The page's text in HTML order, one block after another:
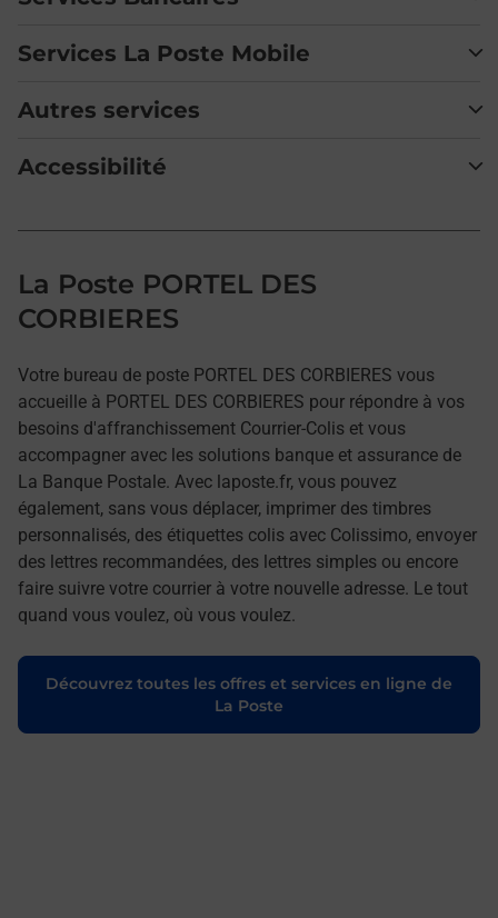
Services La Poste Mobile
Autres services
Accessibilité
La Poste PORTEL DES
CORBIERES
Votre bureau de poste PORTEL DES CORBIERES vous
accueille à PORTEL DES CORBIERES pour répondre à vos
besoins d'affranchissement Courrier-Colis et vous
accompagner avec les solutions banque et assurance de
La Banque Postale. Avec laposte.fr, vous pouvez
également, sans vous déplacer, imprimer des timbres
personnalisés, des étiquettes colis avec Colissimo, envoyer
des lettres recommandées, des lettres simples ou encore
faire suivre votre courrier à votre nouvelle adresse. Le tout
quand vous voulez, où vous voulez.
Découvrez toutes les offres et services en ligne de
La Poste